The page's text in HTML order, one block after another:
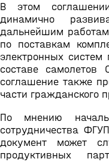
В этом
динамично
дальнейшим работам
по поставкам
электронных
составе
соглашение также
части гражданского
По мнению
сотрудничества
документ может
продуктивных